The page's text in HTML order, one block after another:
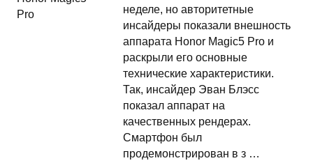
неделе, но авторитетные
инсайдеры показали внешность
аппарата Honor Magic5 Pro и
раскрыли его основные
технические характеристики.
Так, инсайдер Эван Блэсс
показал аппарат на
качественных рендерах.
Смартфон был
продемонстрирован в з …